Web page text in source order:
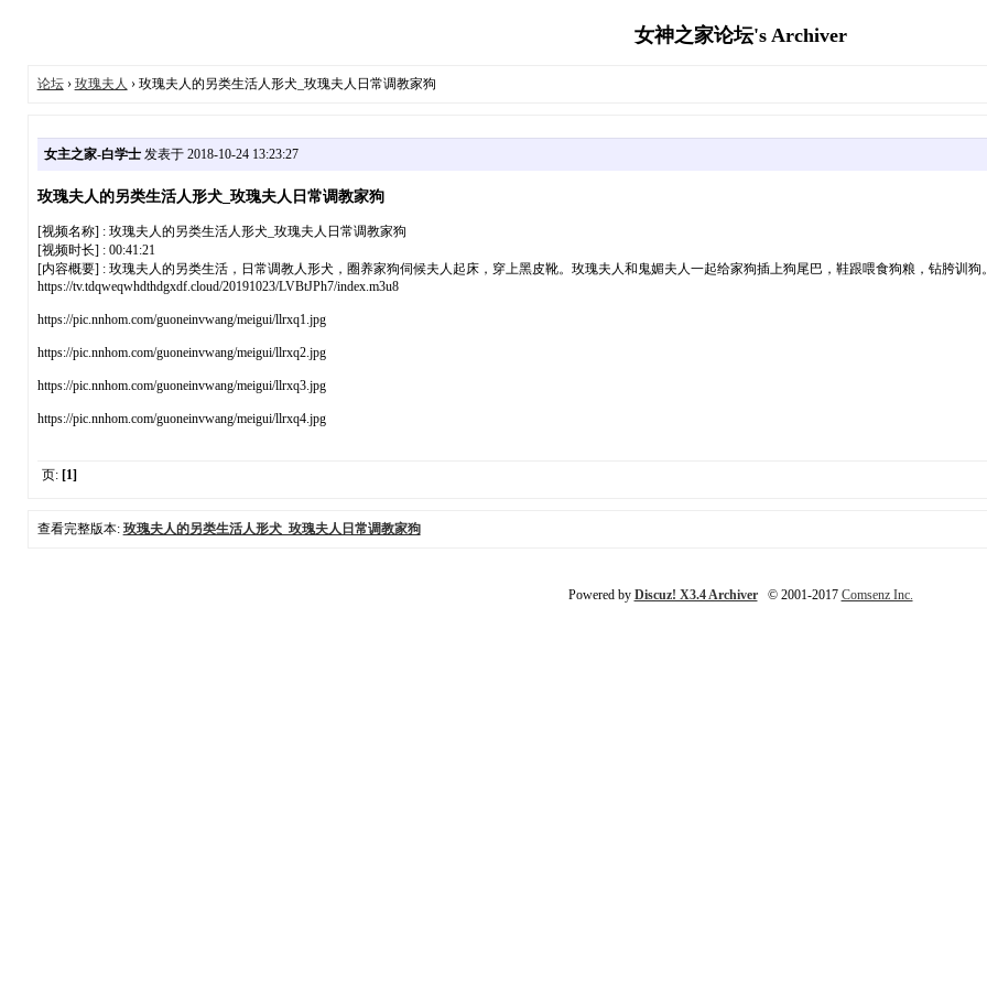
女神之家论坛's Archiver
论坛› 玫瑰夫人 › 玫瑰夫人的另类生活人形犬_玫瑰夫人日常调教家狗
女主之家-白学士发表于 2018-10-24 13:23:27
玫瑰夫人的另类生活人形犬_玫瑰夫人日常调教家狗
[视频名称] : 玫瑰夫人的另类生活人形犬_玫瑰夫人日常调教家狗
[视频时长] : 00:41:21
[内容概要] : 玫瑰夫人的另类生活，日常调教人形犬，圈养家狗伺候夫人起床，穿上黑皮靴。玫瑰夫人和鬼媚夫人一起给家狗插上狗尾巴，鞋跟喂食狗粮，钻胯训狗
https://tv.tdqweqwhdthdgxdf.cloud/20191023/LVBtJPh7/index.m3u8
https://pic.nnhom.com/guoneinvwang/meigui/llrxq1.jpg
https://pic.nnhom.com/guoneinvwang/meigui/llrxq2.jpg
https://pic.nnhom.com/guoneinvwang/meigui/llrxq3.jpg
https://pic.nnhom.com/guoneinvwang/meigui/llrxq4.jpg
页: [1]
查看完整版本: 玫瑰夫人的另类生活人形犬_玫瑰夫人日常调教家狗
Powered by Discuz! X3.4 Archiver© 2001-2017 Comsenz Inc.